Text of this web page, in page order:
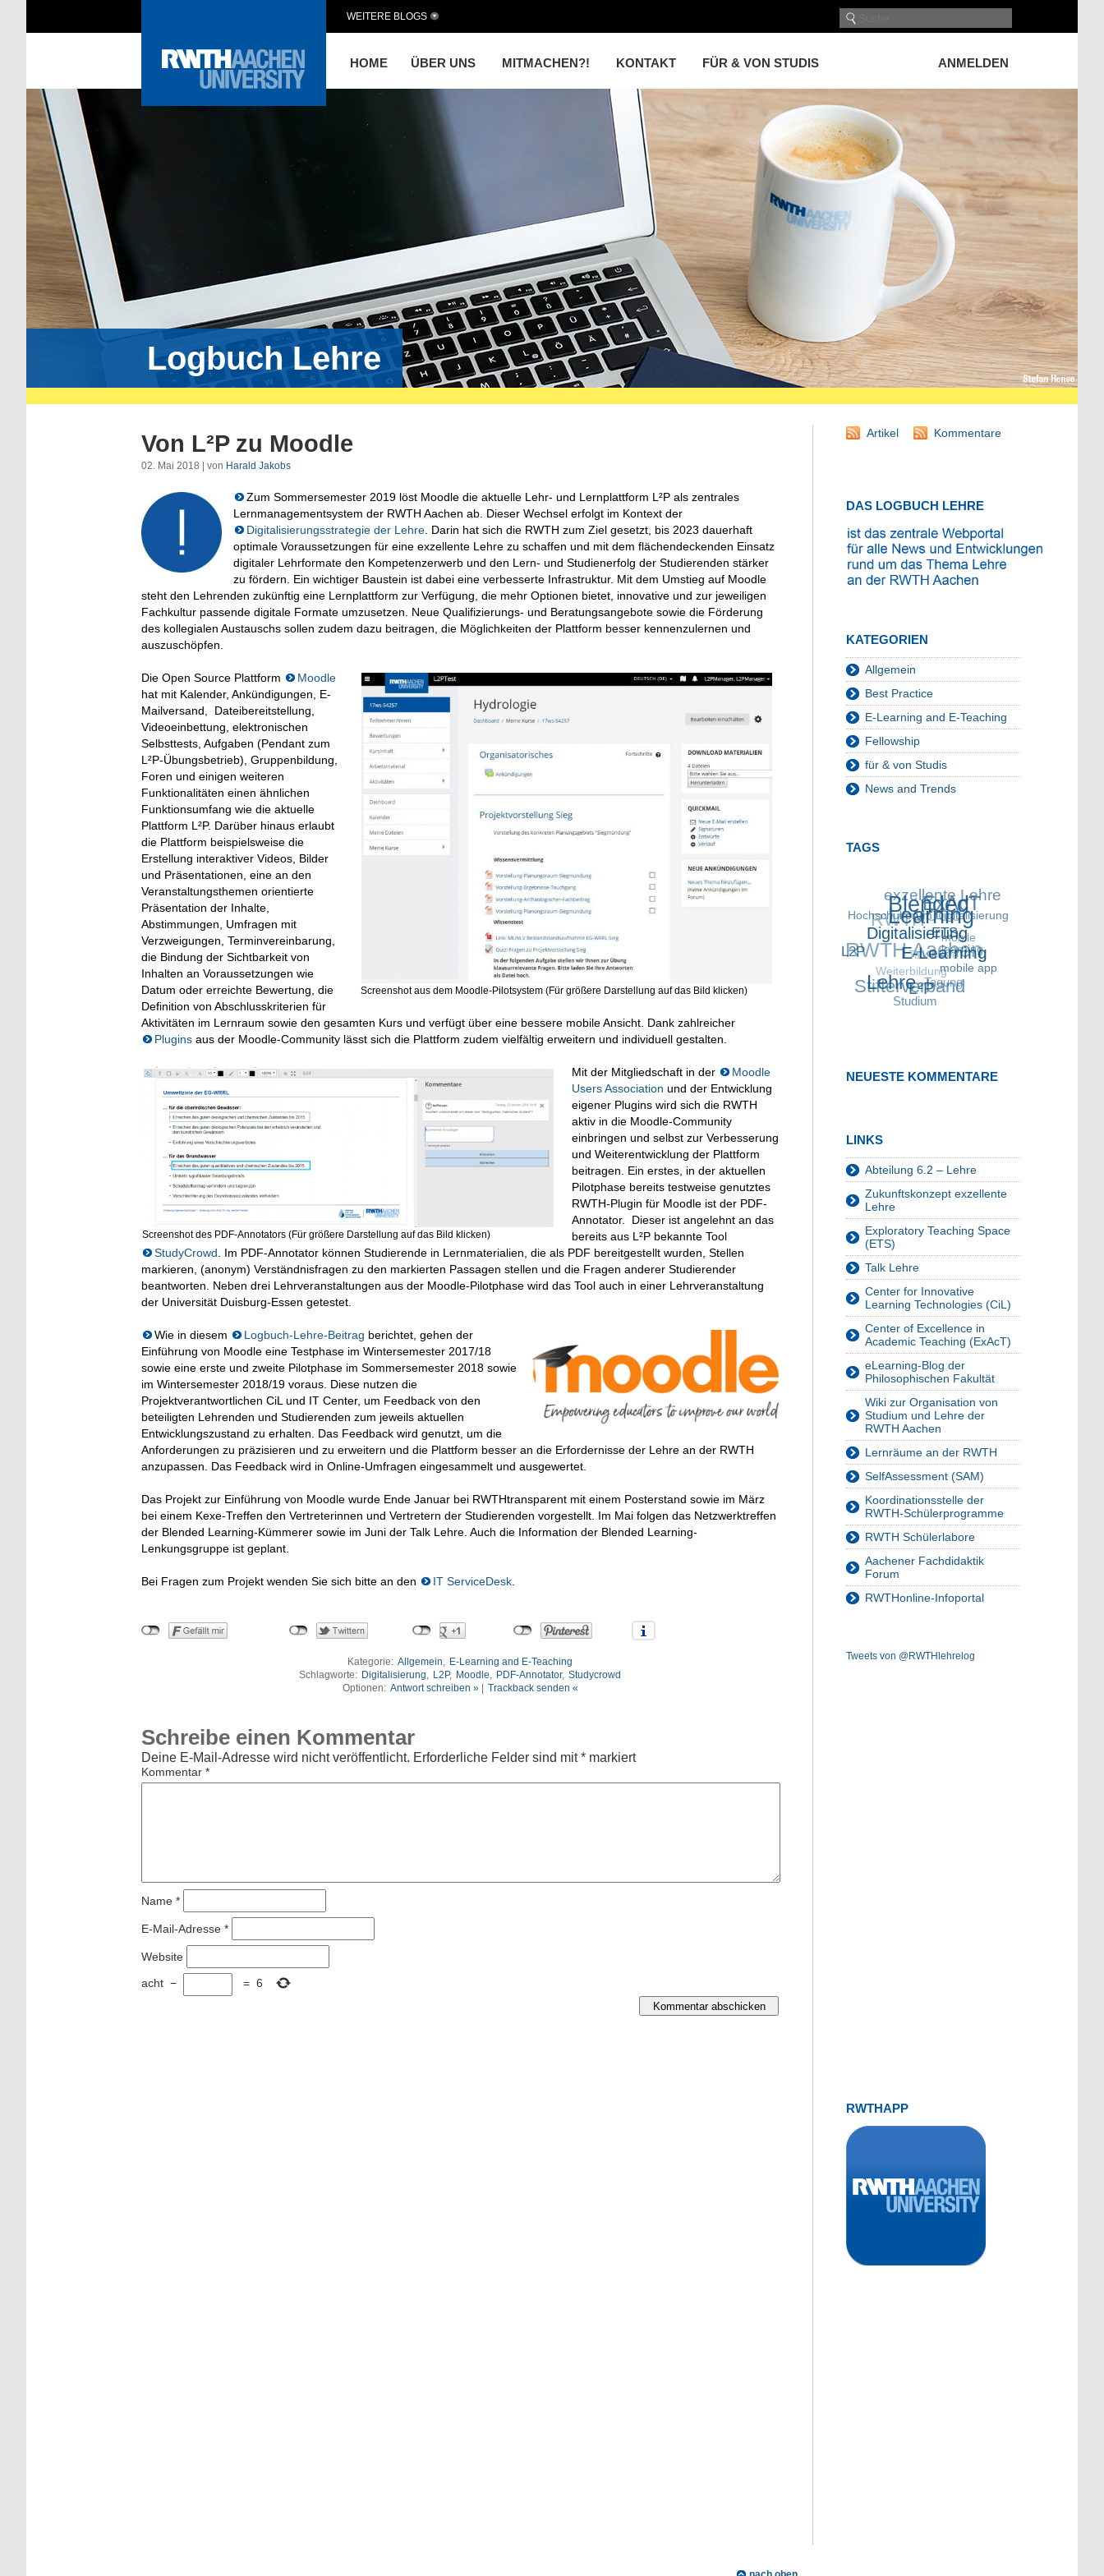
HOME ÜBER UNS MITMACHEN?! KONTAKT FÜR & VON STUDIS ANMELDEN
WEITERE BLOGS
Logbuch Lehre
Von L²P zu Moodle
02. Mai 2018 | von Harald Jakobs
Zum Sommersemester 2019 löst Moodle die aktuelle Lehr- und Lernplattform L²P als zentrales
Lernmanagementsystem der RWTH Aachen ab. Dieser Wechsel erfolgt im Kontext der
Digitalisierungsstrategie der Lehre. Darin hat sich die RWTH zum Ziel gesetzt, bis 2023 dauerhaft
optimale Voraussetzungen für eine exzellente Lehre zu schaffen und mit dem flächendeckenden Einsatz
digitaler Lehrformate den Kompetenzerwerb und den Lern- und Studienerfolg der Studierenden stärker
zu fördern. Ein wichtiger Baustein ist dabei eine verbesserte Infrastruktur. Mit dem Umstieg auf Moodle
steht den Lehrenden zukünftig eine Lernplattform zur Verfügung, die mehr Optionen bietet, innovative und zur jeweiligen
Fachkultur passende digitale Formate umzusetzen. Neue Qualifizierungs- und Beratungsangebote sowie die Förderung
des kollegialen Austauschs sollen zudem dazu beitragen, die Möglichkeiten der Plattform besser kennenzulernen und
auszuschöpfen.
Screenshot aus dem Moodle-Pilotsystem (Für größere Darstellung auf das Bild klicken)
Die Open Source Plattform
Moodle
hat mit Kalender, Ankündigungen, E-
Mailversand, Dateibereitstellung,
Videoeinbettung, elektronischen
Selbsttests, Aufgaben (Pendant zum
L²P-Übungsbetrieb), Gruppenbildung,
Foren und einigen weiteren
Funktionalitäten einen ähnlichen
Funktionsumfang wie die aktuelle
Plattform L²P. Darüber hinaus erlaubt
die Plattform beispielsweise die
Erstellung interaktiver Videos, Bilder
und Präsentationen, eine an den
Veranstaltungsthemen orientierte
Präsentation der Inhalte,
Abstimmungen, Umfragen mit
Verzweigungen, Terminvereinbarung,
die Bindung der Sichtbarkeit von
Inhalten an Voraussetzungen wie
Datum oder erreichte Bewertung, die
Definition von Abschlusskriterien für
Aktivitäten im Lernraum sowie den gesamten Kurs und verfügt über eine bessere mobile Ansicht. Dank zahlreicher
Plugins aus der Moodle-Community lässt sich die Plattform zudem vielfältig erweitern und individuell gestalten.
Screenshot des PDF-Annotators (Für größere Darstellung auf das Bild klicken)
Mit der Mitgliedschaft in der
Moodle
Users Association und der Entwicklung
eigener Plugins wird sich die RWTH
aktiv in die Moodle-Community
einbringen und selbst zur Verbesserung
und Weiterentwicklung der Plattform
beitragen. Ein erstes, in der aktuellen
Pilotphase bereits testweise genutztes
RWTH-Plugin für Moodle ist der PDF-
Annotator. Dieser ist angelehnt an das
bereits aus L²P bekannte Tool
StudyCrowd. Im PDF-Annotator können Studierende in Lernmaterialien, die als PDF bereitgestellt wurden, Stellen
markieren, (anonym) Verständnisfragen zu den markierten Passagen stellen und die Fragen anderer Studierender
beantworten. Neben drei Lehrveranstaltungen aus der Moodle-Pilotphase wird das Tool auch in einer Lehrveranstaltung
der Universität Duisburg-Essen getestet.
Wie in diesem Logbuch-Lehre-Beitrag berichtet, gehen der
Einführung von Moodle eine Testphase im Wintersemester 2017/18
sowie eine erste und zweite Pilotphase im Sommersemester 2018 sowie
im Wintersemester 2018/19 voraus. Diese nutzen die
Projektverantwortlichen CiL und IT Center, um Feedback von den
beteiligten Lehrenden und Studierenden zum jeweils aktuellen
Entwicklungszustand zu erhalten. Das Feedback wird genutzt, um die
Anforderungen zu präzisieren und zu erweitern und die Plattform besser an die Erfordernisse der Lehre an der RWTH
anzupassen. Das Feedback wird in Online-Umfragen eingesammelt und ausgewertet.
Das Projekt zur Einführung von Moodle wurde Ende Januar bei RWTHtransparent mit einem Posterstand sowie im März
bei einem Kexe-Treffen den Vertreterinnen und Vertretern der Studierenden vorgestellt. Im Mai folgen das Netzwerktreffen
der Blended Learning-Kümmerer sowie im Juni der Talk Lehre. Auch die Information der Blended Learning-
Lenkungsgruppe ist geplant.
Bei Fragen zum Projekt wenden Sie sich bitte an den IT ServiceDesk.
Kategorie: Allgemein, E-Learning and E-Teaching
Schlagworte: Digitalisierung, L2P, Moodle, PDF-Annotator, Studycrowd
Optionen: Antwort schreiben »| Trackback senden «
Schreibe einen Kommentar
Deine E-Mail-Adresse wird nicht veröffentlicht. Erforderliche Felder sind mit* markiert
Kommentar *
Name *
E-Mail-Adresse *
Website
acht − = 6
Artikel Kommentare
DAS LOGBUCH LEHRE
KATEGORIEN
Allgemein
Best Practice
E-Learning and E-Teaching
Fellowship
für & von Studis
News and Trends
TAGS
Blended
Learning
Digitalisierung
E-Learning
ETS
ExAcT
exzellente Lehre
Hochschulforum
Digitalisierung
L2P
Lehre
L²P
mobile app
mobile
learning
MOOC
RWTH
RWTH Aachen
Stifterverband
Studium
Tagung
Talk Lehre
Weiterbildung
NEUESTE KOMMENTARE
LINKS
Abteilung 6.2 – Lehre
Zukunftskonzept exzellente
Lehre
Exploratory Teaching Space
(ETS)
Talk Lehre
Center for Innovative
Learning Technologies (CiL)
Center of Excellence in
Academic Teaching (ExAcT)
eLearning-Blog der
Philosophischen Fakultät
Wiki zur Organisation von
Studium und Lehre der
RWTH Aachen
Lernräume an der RWTH
SelfAssessment (SAM)
Koordinationsstelle der
RWTH-Schülerprogramme
RWTH Schülerlabore
Aachener Fachdidaktik
Forum
RWTHonline-Infoportal
Tweets von @RWTHlehrelog
RWTHAPP